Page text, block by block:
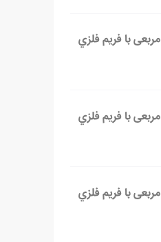
دریچه 60*60 مربعی با فریم فلزي
دریچه 60*60 مربعی با فریم فلزي
دریچه 60*60 مربعی با فریم فلزي